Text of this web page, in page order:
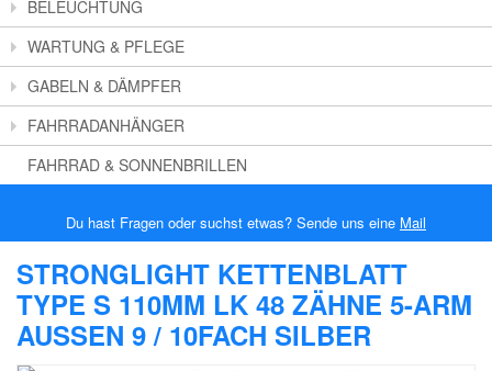
BELEUCHTUNG
WARTUNG & PFLEGE
GABELN & DÄMPFER
FAHRRADANHÄNGER
FAHRRAD & SONNENBRILLEN
Du hast Fragen oder suchst etwas? Sende uns eine Mail
STRONGLIGHT KETTENBLATT
TYPE S 110MM LK 48 ZÄHNE 5-ARM
AUSSEN 9 / 10FACH SILBER